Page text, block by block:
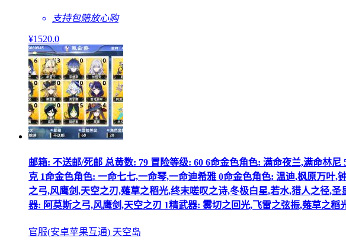
支持包赔放心购
¥1520.0
邮箱: 不送邮/死邮 总黄数: 79 冒险等级: 60 6命金色角色: 满命夜兰,满命林
克 1命金色角色: 一命七七,一命琴,一命迪希雅 0命金色角色: 温迪,枫原万叶
之弓,风鹰剑,天空之刃,薙草之稻光,终末嗟叹之诗,冬极白星,若水,猎人之径,
器: 阿莫斯之弓,风鹰剑,天空之刃 1精武器: 雾切之回光,飞雷之弦振,薙草之
官服(安卓苹果互通) 天空岛